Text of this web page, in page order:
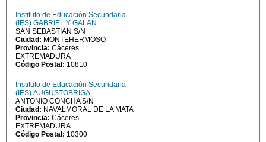
Instituto de Educación Secundaria
(IES) GABRIEL Y GALAN
SAN SEBASTIAN S/N
Ciudad: MONTEHERMOSO
Provincia: Cáceres
EXTREMADURA
Código Postal: 10810
Instituto de Educación Secundaria
(IES) AUGUSTOBRIGA
ANTONIO CONCHA S/N
Ciudad: NAVALMORAL DE LA MATA
Provincia: Cáceres
EXTREMADURA
Código Postal: 10300